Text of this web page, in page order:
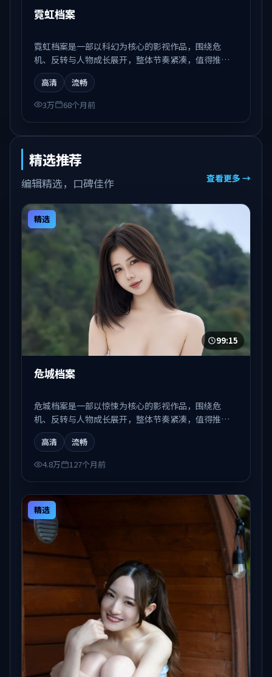
霓虹档案
霓虹档案是一部以科幻为核心的影视作品，围绕危
机、反转与人物成长展开，整体节奏紧凑，值得推荐
观看。
高清
流畅
3万
68个月前
精选推荐
编辑精选，口碑佳作 查看更多 →
精选
99:15
危城档案
危城档案是一部以惊悚为核心的影视作品，围绕危
机、反转与人物成长展开，整体节奏紧凑，值得推荐
观看。
高清
流畅
4.8万
127个月前
精选